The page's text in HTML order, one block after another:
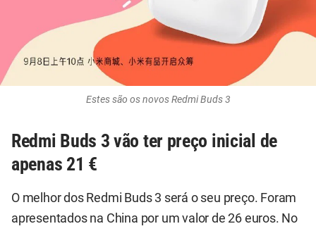
Estes são os novos Redmi Buds 3
Redmi Buds 3 vão ter preço inicial de
apenas 21 €
O melhor dos Redmi Buds 3 será o seu preço. Foram
apresentados na China por um valor de 26 euros. No